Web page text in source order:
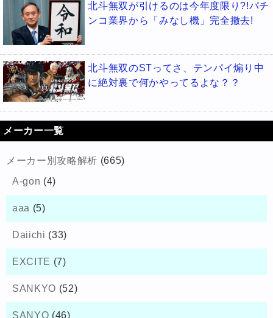
北斗無双が引けるのは今年度限り?!パチ
ンコ業界から「みなし機」完全撤去!
北斗無双のSTってさ、テンパイ煽り中
に絶対裏で何かやってるよな？？
メーカー一覧
メーカー別攻略解析 (665)
A-gon (4)
aaa (5)
Daiichi (33)
EXCITE (7)
SANKYO (52)
SANYO (46)